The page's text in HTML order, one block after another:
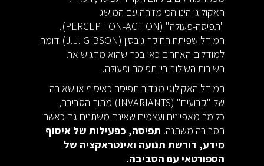
האקולוגי הינו הכי מזוהה עם המושג
"תפיסה-פעולה" (PERCEPTION-ACTION).
המודל שפיתח החוקר גיבסון (J.J. GIBSON) דומה
למודלים האחרים כאן בכך שהוא מדגיש את
חשיבות השילוב בין תפיסה ופעולה.
המודל האקולוגי מגדיר תפיסה כאיסוף או שאיבה
של "קבועים" (INVARIANTS) מתוך הסביבה,
כלומר מאפיינים ועצמים שאינם משתנים גם כאשר
הסביבה משתנה. תפיסה, כפעילות של איסוף
מידע, דורשת תנועה ואינטראקציה של
הספורטאי עם הסביבה.